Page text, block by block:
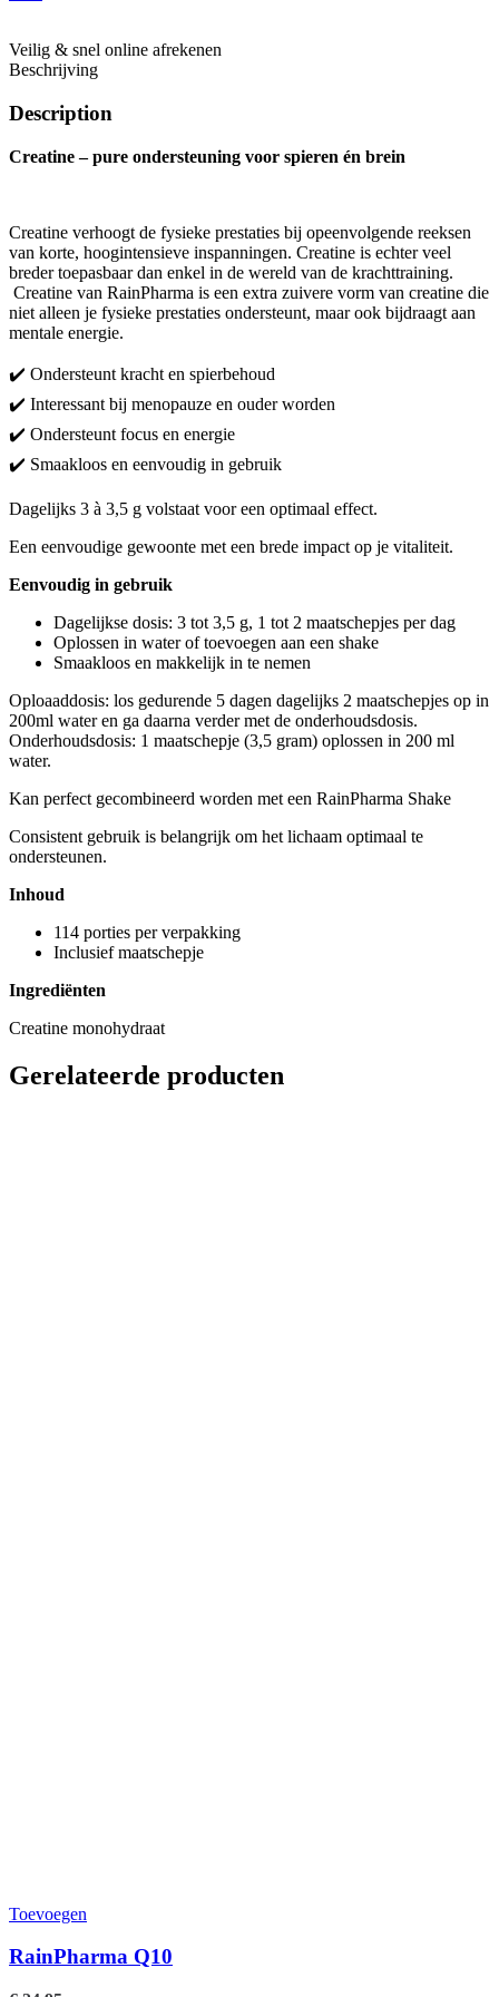
Veilig & snel online afrekenen
Beschrijving
Description
Creatine – pure ondersteuning voor spieren én brein
Creatine verhoogt de fysieke prestaties bij opeenvolgende reeksen
van korte, hoogintensieve inspanningen. Creatine is echter veel
breder toepasbaar dan enkel in de wereld van de krachttraining.
Creatine van RainPharma is een extra zuivere vorm van creatine die
niet alleen je fysieke prestaties ondersteunt, maar ook bijdraagt aan
mentale energie.
✔️ Ondersteunt kracht en spierbehoud
✔️ Interessant bij menopauze en ouder worden
✔️ Ondersteunt focus en energie
✔️ Smaakloos en eenvoudig in gebruik
Dagelijks 3 à 3,5 g volstaat voor een optimaal effect.
Een eenvoudige gewoonte met een brede impact op je vitaliteit.
Eenvoudig in gebruik
Dagelijkse dosis: 3 tot 3,5 g, 1 tot 2 maatschepjes per dag
Oplossen in water of toevoegen aan een shake
Smaakloos en makkelijk in te nemen
Oploaaddosis: los gedurende 5 dagen dagelijks 2 maatschepjes op in
200ml water en ga daarna verder met de onderhoudsdosis.
Onderhoudsdosis: 1 maatschepje (3,5 gram) oplossen in 200 ml
water.
Kan perfect gecombineerd worden met een RainPharma Shake
Consistent gebruik is belangrijk om het lichaam optimaal te
ondersteunen.
Inhoud
114 porties per verpakking
Inclusief maatschepje
Ingrediënten
Creatine monohydraat
Gerelateerde producten
Toevoegen
RainPharma Q10